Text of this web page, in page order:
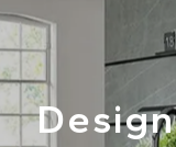
Design